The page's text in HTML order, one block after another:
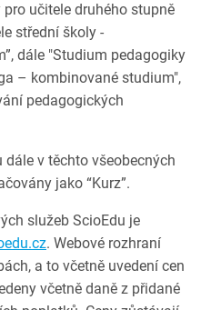
učitele druhého stupně
střední školy -
dále "Studium pedagogiky
– kombinované studium",
pedagogických
v těchto všeobecných
jako “Kurz”.
služeb ScioEdu je
. Webové rozhraní
a to včetně uvedení cen
včetně daně z přidané